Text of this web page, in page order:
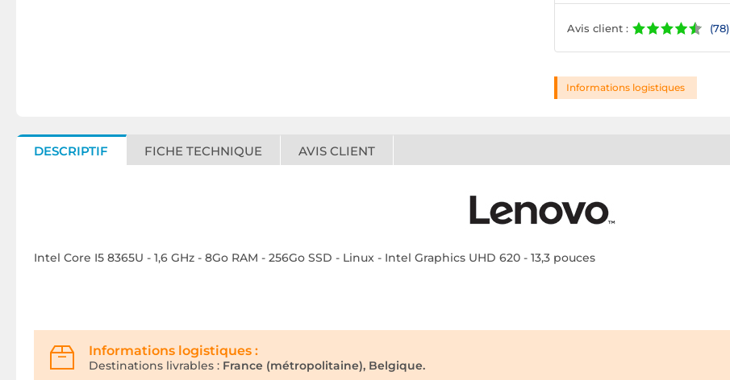
Avis client : (78)
Informations logistiques
DESCRIPTIF FICHE TECHNIQUE AVIS CLIENT
Intel Core I5 8365U - 1,6 GHz - 8Go RAM - 256Go SSD - Linux - Intel Graphics UHD 620 - 13,3 pouces
Informations logistiques :
Destinations livrables : France (métropolitaine), Belgique.